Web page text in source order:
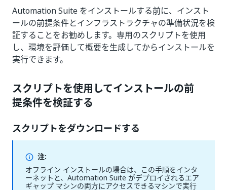
Automation Suite をインストールする前に、インスト
ールの前提条件とインフラストラクチャの準備状況を検
証することをお勧めします。専用のスクリプトを使用
し、環境を評価して概要を生成してからインストールを
実行できます。
スクリプトを使用してインストールの前
提条件を検証する
スクリプトをダウンロードする
注:
オフライン インストールの場合は、この手順をインタ
ーネットと、Automation Suite がデプロイされるエア
ギャップ マシンの両方にアクセスできるマシンで実行